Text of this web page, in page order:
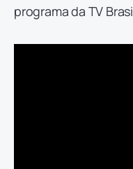
programa da TV